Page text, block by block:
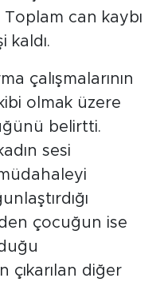
Toplam can kaybı
kaldı.
çalışmalarının
olmak üzere
belirtti.
sesi
çocuğun ise
çıkarılan diğer